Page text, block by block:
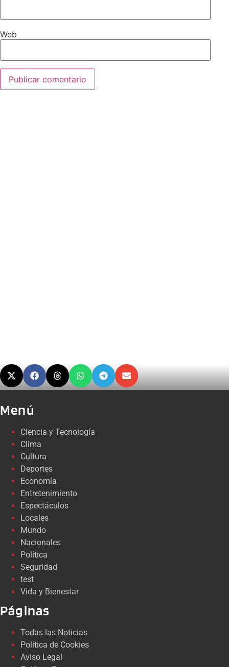
Web
Menú
Ciencia y Tecnología
Clima
Cultura
Deportes
Economía
Entretenimiento
Espectáculos
Locales
Mundo
Nacionales
Política
Seguridad
test
Vida y Bienestar
Páginas
Todas las Noticias
Política de Cookies
Aviso Legal